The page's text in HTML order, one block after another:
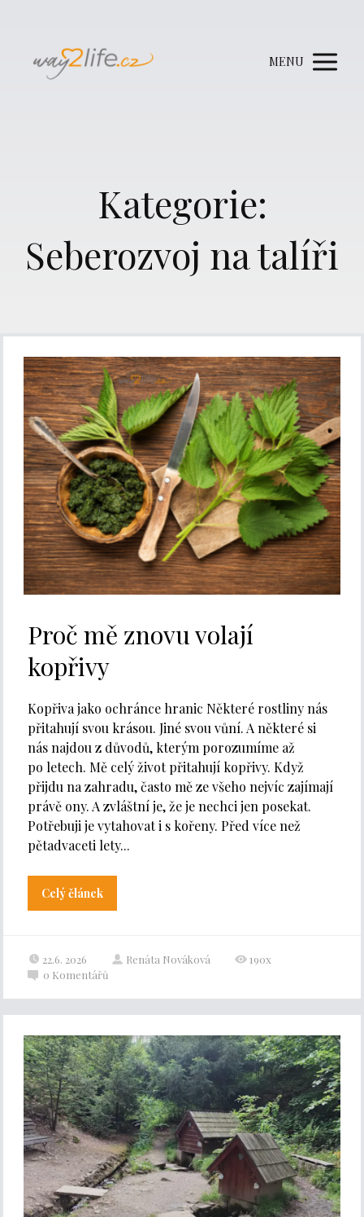
MENU
Kategorie:
Seberozvoj na talíři
Proč mě znovu volají
kopřivy
Kopřiva jako ochránce hranic Některé rostliny nás
přitahují svou krásou. Jiné svou vůní. A některé si
nás najdou z důvodů, kterým porozumíme až
po letech. Mě celý život přitahují kopřivy. Když
přijdu na zahradu, často mě ze všeho nejvíc zajímají
právě ony. A zvláštní je, že je nechci jen posekat.
Potřebuji je vytahovat i s kořeny. Před více než
pětadvaceti lety...
Celý článek
22.6. 2026 Renáta Nováková
190x
0 Komentářů